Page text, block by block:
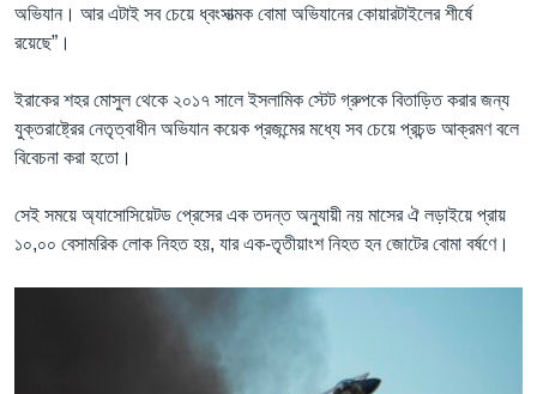
অভিযান। আর এটাই সব চেয়ে ধ্বংসাত্মক বোমা অভিযানের কোয়ারটাইলের শীর্ষে
রয়েছে”।
ইরাকের শহর মোসুল থেকে ২০১৭ সালে ইসলামিক স্টেট গ্রুপকে বিতাড়িত করার জন্য
যুক্তরাষ্ট্রের নেতৃত্বাধীন অভিযান কয়েক প্রজন্মের মধ্যে সব চেয়ে প্রচন্ড আক্রমণ বলে
বিবেচনা করা হতো।
সেই সময়ে অ্যাসোসিয়েটড প্রেসের এক তদন্ত অনুযায়ী নয় মাসের ঐ লড়াইয়ে প্রায়
১০,০০ বেসামরিক লোক নিহত হয়, যার এক-তৃতীয়াংশ নিহত হন জোটের বোমা বর্ষণে।